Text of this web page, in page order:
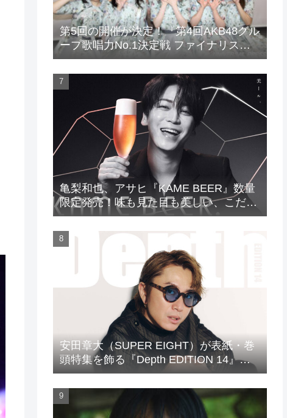
第5回の開催が決定！『第4回AKB48グル
ープ歌唱力No.1決定戦 ファイナリスト
LIVE』
亀梨和也、アサヒ『KAME BEER』数量
限定発売！味も見た目も美しい、こだわ
りのビールがついに完成
安田章大（SUPER EIGHT）が表紙・巻
頭特集を飾る『Depth EDITION 14』が
発売！